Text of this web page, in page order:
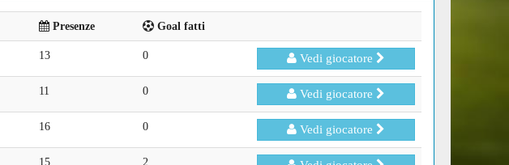
Presenze Goal fatti
13 0 Vedi giocatore
11 0 Vedi giocatore
16 0 Vedi giocatore
15 2